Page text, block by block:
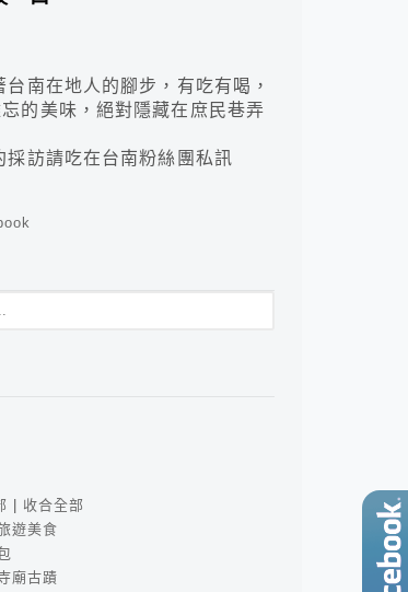
南在地人的腳步，有吃有喝，
的美味，絕對隱藏在庶民巷弄
採訪請吃在台南粉絲團私訊
收合全部
遊美食
廟古蹟